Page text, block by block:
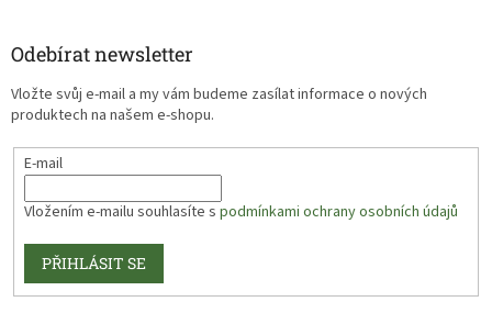
Odebírat newsletter
Vložte svůj e-mail a my vám budeme zasílat informace o nových
produktech na našem e-shopu.
E-mail
Vložením e-mailu souhlasíte s podmínkami ochrany osobních údajů
PŘIHLÁSIT SE